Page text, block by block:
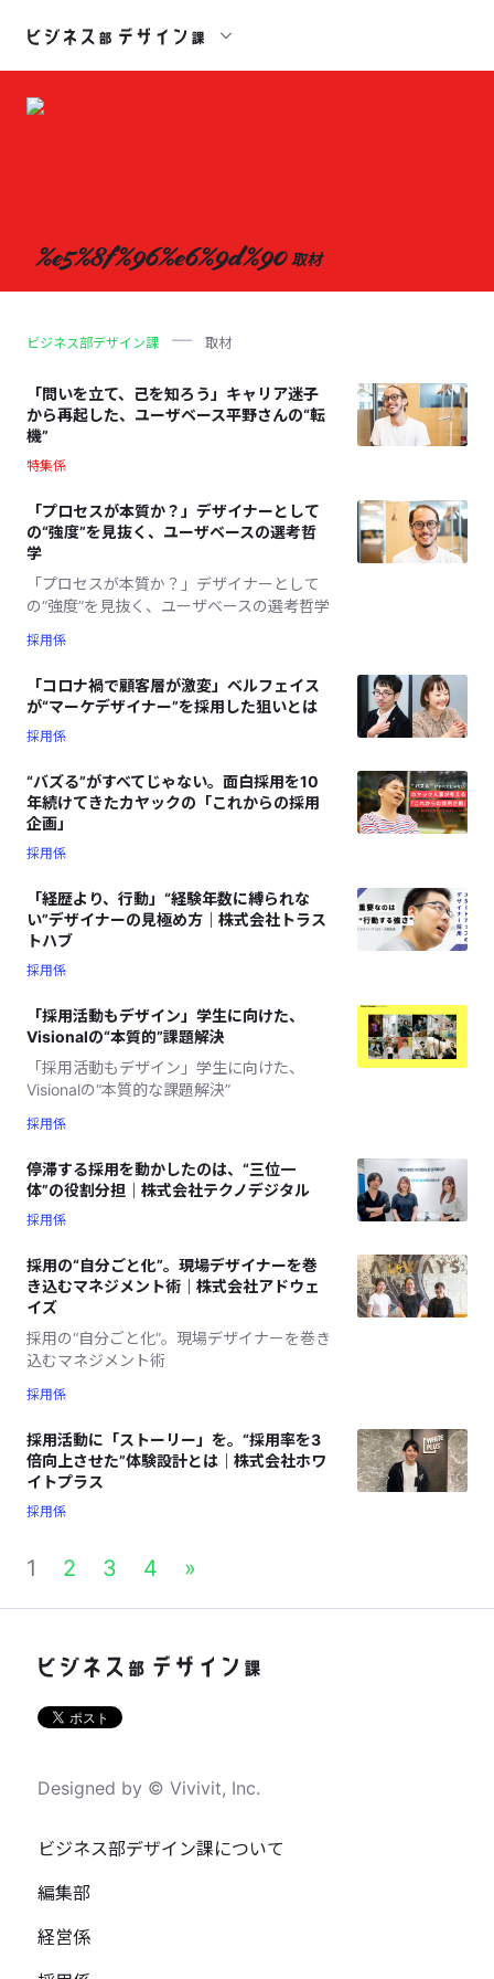
%e5%8f%96%e6%9d%90取材
ビジネス部デザイン課 取材
「問いを立て、己を知ろう」キャリア迷子
から再起した、ユーザベース平野さんの“転
機”
特集係
「プロセスが本質か？」デザイナーとして
の“強度”を見抜く、ユーザベースの選考哲
学
「プロセスが本質か？」デザイナーとして
の“強度”を見抜く、ユーザベースの選考哲学
採用係
「コロナ禍で顧客層が激変」ベルフェイス
が“マーケデザイナー”を採用した狙いとは
採用係
“バズる”がすべてじゃない。面白採用を10
年続けてきたカヤックの「これからの採用
企画」
採用係
「経歴より、行動」“経験年数に縛られな
い”デザイナーの見極め方｜株式会社トラス
トハブ
採用係
「採用活動もデザイン」学生に向けた、
Visionalの“本質的”課題解決
「採用活動もデザイン」学生に向けた、
Visionalの“本質的な課題解決”
採用係
停滞する採用を動かしたのは、“三位一
体”の役割分担｜株式会社テクノデジタル
採用係
採用の“自分ごと化”。現場デザイナーを巻
き込むマネジメント術｜株式会社アドウェ
イズ
採用の“自分ごと化”。現場デザイナーを巻き
込むマネジメント術
採用係
採用活動に「ストーリー」を。“採用率を3
倍向上させた”体験設計とは｜株式会社ホワ
イトプラス
採用係
1 2 3 4 »
Designed by © Vivivit, Inc.
ビジネス部デザイン課について
編集部
経営係